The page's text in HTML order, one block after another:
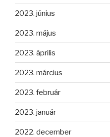
2023. június
2023. május
2023. április
2023. március
2023. február
2023. január
2022. december